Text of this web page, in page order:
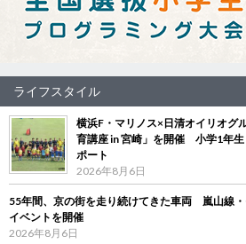
ライフスタイル
横浜F・マリノス×日清オイリオグ
育講座 in 宮崎」を開催 小学1年
ポート
2026年8月6日
55年間、京の街を走り続けてきた車両 嵐山線
イベントを開催
2026年8月6日